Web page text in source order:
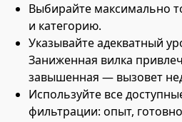
Выбирайте максимально
и категорию.
Указывайте адекватный
Заниженная вилка
завышенная — вызовет
Используйте все
фильтрации: опыт,